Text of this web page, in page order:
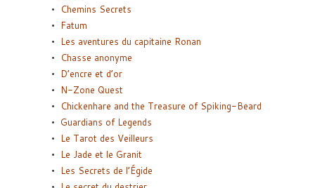
Chemins Secrets
Fatum
Les aventures du capitaine Ronan
Chasse anonyme
D’encre et d’or
N-Zone Quest
Chickenhare and the Treasure of Spiking-Beard
Guardians of Legends
Le Tarot des Veilleurs
Le Jade et le Granit
Les Secrets de l’Égide